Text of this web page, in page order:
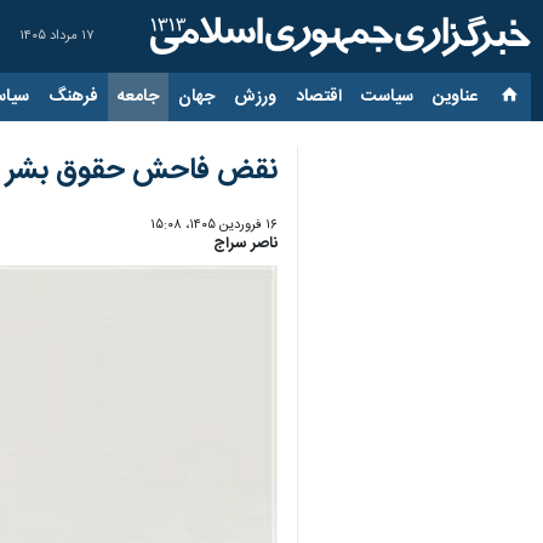
۱۷ مرداد ۱۴۰۵
عناوین‌ سیاست اقتصاد ورزش جهان جامعه فرهنگ
نقض فاحش حقوق بشر
۱۶ فروردین ۱۴۰۵، ۱۵:۰۸
ناصر سراج